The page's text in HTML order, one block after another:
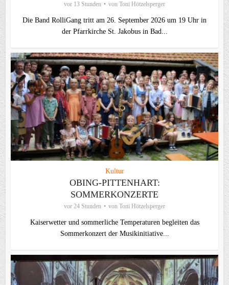
vor 13 Stunden von Toni Hötzelsperger
Die Band RolliGang tritt am 26. September 2026 um 19 Uhr in
der Pfarrkirche St. Jakobus in Bad...
Kultur
OBING-PITTENHART:
SOMMERKONZERTE
vor 24 Stunden von Toni Hötzelsperger
Kaiserwetter und sommerliche Temperaturen begleiten das
Sommerkonzert der Musikinitiative...